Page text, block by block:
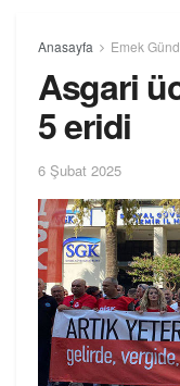
Anasayfa Emek
Asgari
5 eridi
6 Şubat 2025